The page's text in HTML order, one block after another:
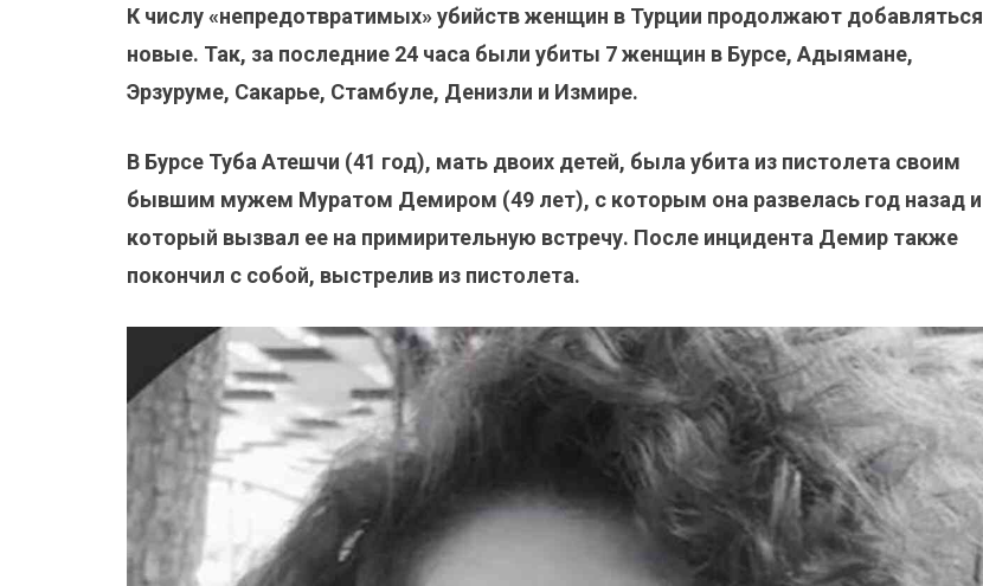
К числу «непредотвратимых» убийств женщин в Турции продолжают добавляться
новые. Так, за последние 24 часа были убиты 7 женщин в Бурсе, Адыямане,
Эрзуруме, Сакарье, Стамбуле, Денизли и Измире.
В Бурсе Туба Атешчи (41 год), мать двоих детей, была убита из пистолета своим
бывшим мужем Муратом Демиром (49 лет), с которым она развелась год назад и
который вызвал ее на примирительную встречу. После инцидента Демир также
покончил с собой, выстрелив из пистолета.